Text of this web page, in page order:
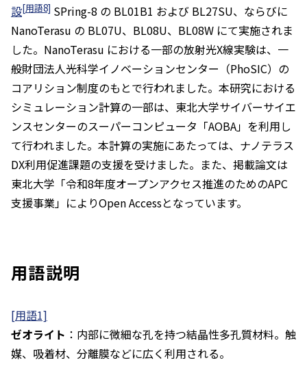
設[用語8] SPring-8 の BL01B1 および BL27SU、ならびに
NanoTerasu の BL07U、BL08U、BL08W にて実施されま
した。NanoTerasu における一部の放射光X線実験は、一
般財団法人光科学イノベーションセンター（PhoSIC）の
コアリション制度のもとで行われました。本研究における
シミュレーション計算の一部は、東北大学サイバーサイエ
ンスセンターのスーパーコンピュータ「AOBA」を利用し
て行われました。本計算の実施にあたっては、ナノテラス
DX利用促進課題の支援を受けました。また、掲載論文は
東北大学「令和8年度オープンアクセス推進のためのAPC
支援事業」によりOpen Accessとなっています。
用語説明
[用語1]
ゼオライト ：内部に微細な孔を持つ結晶性多孔質材料。触
媒、吸着材、分離膜などに広く利用される。